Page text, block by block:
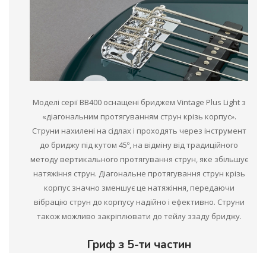
Моделі серії BB400 оснащені бриджем Vintage Plus Light з
«діагональним протягуванням струн крізь корпус».
Струни нахилені на сідлах і проходять через інструмент
до бриджу під кутом 45º, на відміну від традиційного
методу вертикального протягування струн, яке збільшує
натяжіння струн. Діагональне протягування струн крізь
корпус значно зменшує це натяжіння, передаючи
вібрацію струн до корпусу надійно і ефективно. Струни
також можливо закріплювати до тейлу ззаду бриджу.
Гриф з 5-ти частин